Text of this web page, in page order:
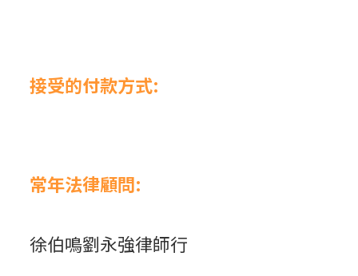
接受的付款方式:
常年法律顧問:
徐伯鳴劉永強律師行